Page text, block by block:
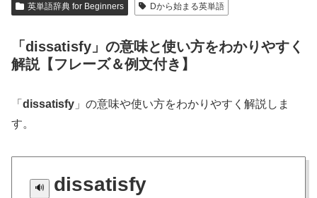
英単語辞典 for Beginners Dから始まる英単語
「dissatisfy」の意味と使い方をわかりやすく
解説【フレーズ＆例文付き】
「 dissatisfy 」の意味や使い方をわかりやすく解説しま
す。
dissatisfy